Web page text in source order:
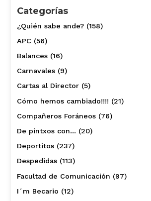
Categorías
¿Quién sabe ande?(158)
APC(56)
Balances(16)
Carnavales(9)
Cartas al Director(5)
Cómo hemos cambiado!!!! (21)
Compañeros Foráneos(76)
De pintxos con… (20)
Deportitos(237)
Despedidas(113)
Facultad de Comunicación (97)
I´m Becario (12)